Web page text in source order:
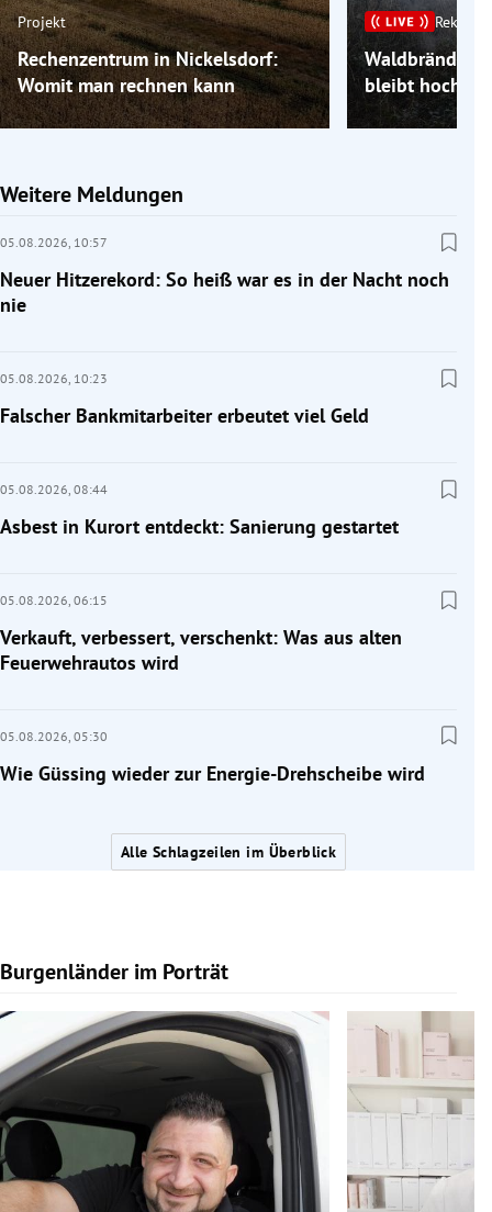
Projekt
Rechenzentrum in Nickelsdorf:
Womit man rechnen kann
Waldbrände
bleibt
Weitere Meldungen
05.08.2026, 10:57
Neuer Hitzerekord: So heiß war es in der Nacht noch
nie
05.08.2026, 10:23
Falscher Bankmitarbeiter erbeutet viel Geld
05.08.2026, 08:44
Asbest in Kurort entdeckt: Sanierung gestartet
05.08.2026, 06:15
Verkauft, verbessert, verschenkt: Was aus alten
Feuerwehrautos wird
05.08.2026, 05:30
Wie Güssing wieder zur Energie-Drehscheibe wird
Alle Schlagzeilen im Überblick
Burgenländer im Porträt
Slide 1 von 9